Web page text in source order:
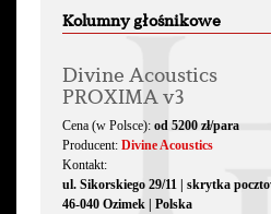
Kolumny głośnikowe
Divine Acoustics
PROXIMA v3
Cena (w Polsce): od 5200 zł/para
Producent: Divine Acoustics
Kontakt:
ul. Sikorskiego 29/11 | skrytka
46-040 Ozimek | Polska